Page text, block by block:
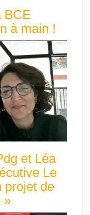
BCE
à main !
et Léa
Le
projet de
»